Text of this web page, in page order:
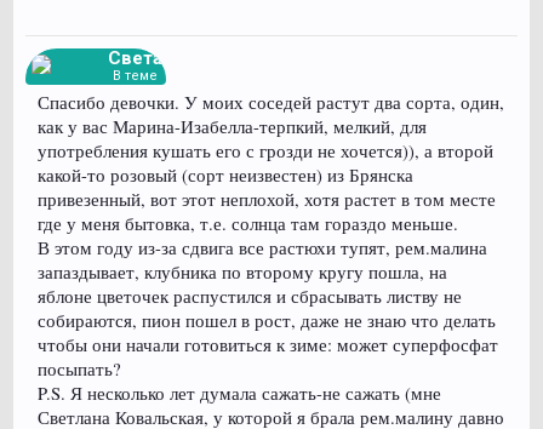
Света
В теме
Спасибо девочки. У моих соседей растут два сорта, один,
как у вас Марина-Изабелла-терпкий, мелкий, для
употребления кушать его с грозди не хочется)), а второй
какой-то розовый (сорт неизвестен) из Брянска
привезенный, вот этот неплохой, хотя растет в том месте
где у меня бытовка, т.е. солнца там гораздо меньше.
В этом году из-за сдвига все растюхи тупят, рем.малина
запаздывает, клубника по второму кругу пошла, на
яблоне цветочек распустился и сбрасывать листву не
собираются, пион пошел в рост, даже не знаю что делать
чтобы они начали готовиться к зиме: может суперфосфат
посыпать?
P.S. Я несколько лет думала сажать-не сажать (мне
Светлана Ковальская, у которой я брала рем.малину давно